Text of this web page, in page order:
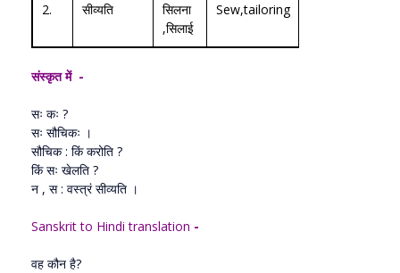
2. सीव्यति
सिलना
,सिलाई
Sew,tailoring
संस्कृत में -
सः कः ?
सः सौचिकः ।
सौचिक : किं करोति ?
किं सः खेलति ?
न , स : वस्त्रं सीव्यति ।
Sanskrit to Hindi translation -
वह कौन है?